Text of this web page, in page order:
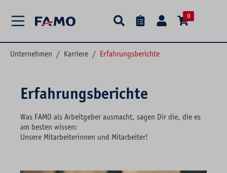
0
Unternehmen / Karriere / Erfahrungsberichte
Erfahrungsberichte
Was FAMO als Arbeitgeber ausmacht, sagen Dir die, die es
am besten wissen:
Unsere Mitarbeiterinnen und Mitarbeiter!